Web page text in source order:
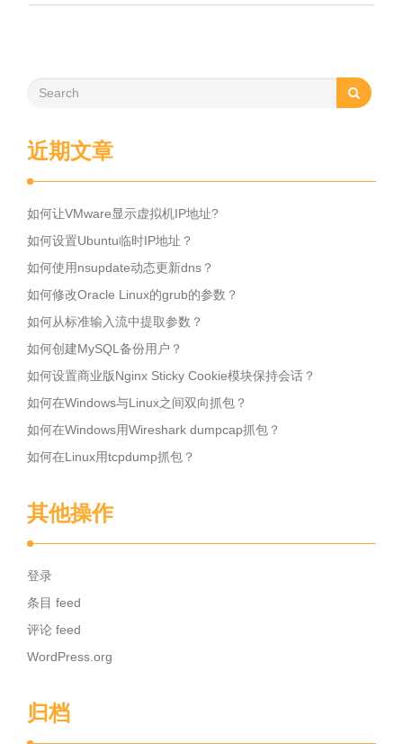
近期文章
如何让VMware显示虚拟机IP地址?
如何设置Ubuntu临时IP地址？
如何使用nsupdate动态更新dns？
如何修改Oracle Linux的grub的参数？
如何从标准输入流中提取参数？
如何创建MySQL备份用户？
如何设置商业版Nginx Sticky Cookie模块保持会话？
如何在Windows与Linux之间双向抓包？
如何在Windows用Wireshark dumpcap抓包？
如何在Linux用tcpdump抓包？
其他操作
登录
条目 feed
评论 feed
WordPress.org
归档